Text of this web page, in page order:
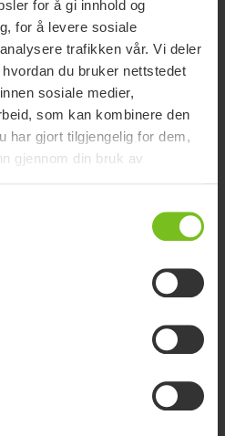
for å gi innhold og
for å levere sosiale
trafikken vår. Vi deler
du bruker nettstedet
sosiale medier,
som kan kombinere den
har gjort tilgjengelig for dem,
gjennom din bruk av
Wide
og fast pute som ekstra støtte
Ny